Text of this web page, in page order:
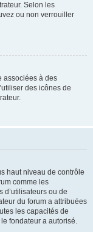
Selon les
ou non verrouiller
associées à des
des icônes de
haut niveau de contrôle
comme les
d’utilisateurs ou de
du forum a attribuées
les capacités de
fondateur a autorisé.